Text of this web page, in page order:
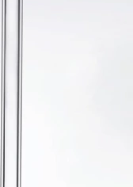
menawan hati;